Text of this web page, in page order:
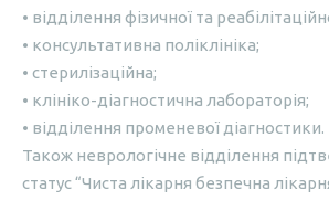
• відділення фізичної та
• консультативна поліклініка;
• стерилізаційна;
• клініко-діагностична лабораторія;
• відділення променевої діагностики.
Також неврологічне відділення
статус “Чиста лікарня безпечна